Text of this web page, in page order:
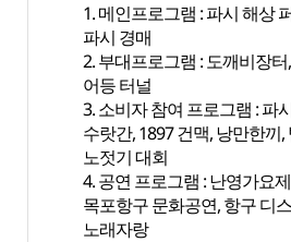
1. 메인프로그램 : 파시 해상
파시 경매
2. 부대프로그램 : 도깨비장
어등 터널
3. 소비자 참여 프로그램 : 파
수랏간, 1897 건맥, 낭만한끼
노젓기 대회
4. 공연 프로그램 : 난영가요
목포항구 문화공연, 항구 디
노래자랑